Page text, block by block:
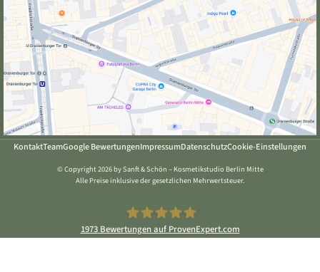
KontaktTeamGoogle BewertungenImpressumDatenschutzCookie-Einstellungen
© Copyright 2026 by Sanft & Schön – Kosmetikstudio Berlin Mitte
Alle Preise inklusive der gesetzlichen Mehrwertsteuer.
1973Bewertungen auf ProvenExpert.com